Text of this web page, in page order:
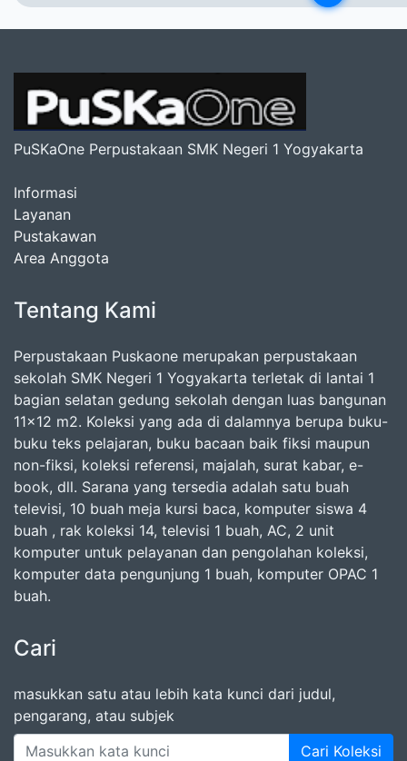
PuSKaOne Perpustakaan SMK Negeri 1 Yogyakarta
Informasi
Layanan
Pustakawan
Area Anggota
Tentang Kami
Perpustakaan Puskaone merupakan perpustakaan
sekolah SMK Negeri 1 Yogyakarta terletak di lantai 1
bagian selatan gedung sekolah dengan luas bangunan
11x12 m2. Koleksi yang ada di dalamnya berupa buku-
buku teks pelajaran, buku bacaan baik fiksi maupun
non-fiksi, koleksi referensi, majalah, surat kabar, e-
book, dll. Sarana yang tersedia adalah satu buah
televisi, 10 buah meja kursi baca, komputer siswa 4
buah , rak koleksi 14, televisi 1 buah, AC, 2 unit
komputer untuk pelayanan dan pengolahan koleksi,
komputer data pengunjung 1 buah, komputer OPAC 1
buah.
Cari
masukkan satu atau lebih kata kunci dari judul,
pengarang, atau subjek
Cari Koleksi